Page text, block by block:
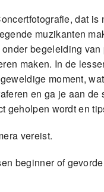
dat
muzikanten
begeleiding
maken. In de
moment,
en ga je aan
wordt en
vereist.
beginner of